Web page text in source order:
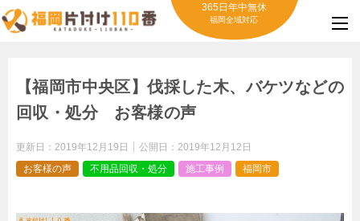
365日年中無休
福岡全域対応
【福岡市中央区】伐採した木、バケツなどの
回収・処分 お客様の声
更新日： 2019年12月19日 公開日： 2019年12月12日
お客様の声
不用品回収・処分 施工事例 福岡市